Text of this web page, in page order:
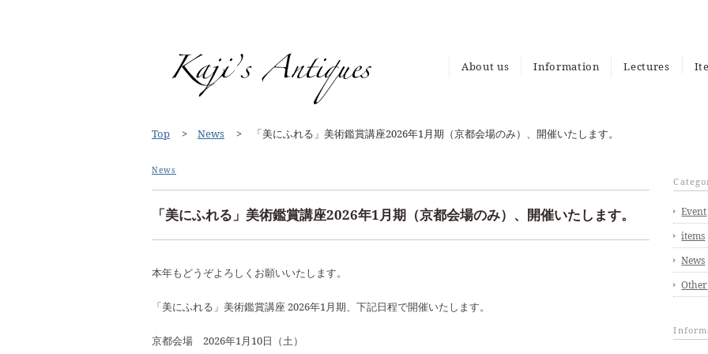
About us
Information
Lectures
Top News 「美にふれる」美術鑑賞講座2026年1月期（京都会場のみ）、開催いたします。
News
「美にふれる」美術鑑賞講座2026年1月期（京都会場のみ）、開催いたします。
本年もどうぞよろしくお願いいたします。
「美にふれる」美術鑑賞講座 2026年1月期、下記日程で開催いたします。
京都会場 2026年1月10日（土）
Event
items
News
Other